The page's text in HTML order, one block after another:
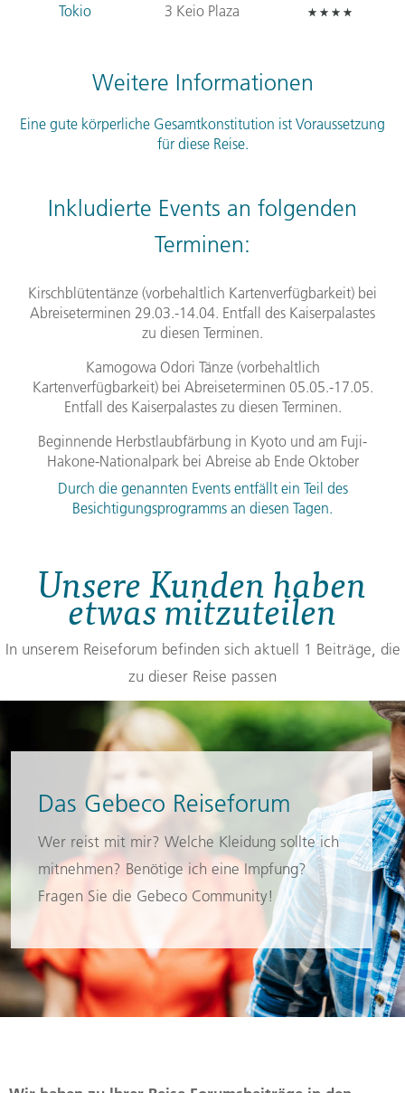
Tokio
3 Keio Plaza
Weitere Informationen
Eine gute körperliche Gesamtkonstitution ist Voraussetzung
für diese Reise.
Inkludierte Events an folgenden
Terminen:
Kirschblütentänze (vorbehaltlich Kartenverfügbarkeit) bei
Abreiseterminen 29.03.-14.04. Entfall des Kaiserpalastes
zu diesen Terminen.
Kamogowa Odori Tänze (vorbehaltlich
Kartenverfügbarkeit) bei Abreiseterminen 05.05.-17.05.
Entfall des Kaiserpalastes zu diesen Terminen.
Beginnende Herbstlaubfärbung in Kyoto und am Fuji-
Hakone-Nationalpark bei Abreise ab Ende Oktober
Durch die genannten Events entfällt ein Teil des
Besichtigungsprogramms an diesen Tagen.
Unsere Kunden haben
etwas mitzuteilen
In unserem Reiseforum befinden sich aktuell 1 Beiträge, die
zu dieser Reise passen
Das Gebeco Reiseforum
Wer reist mit mir? Welche Kleidung sollte ich
mitnehmen? Benötige ich eine Impfung?
Fragen Sie die Gebeco Community!